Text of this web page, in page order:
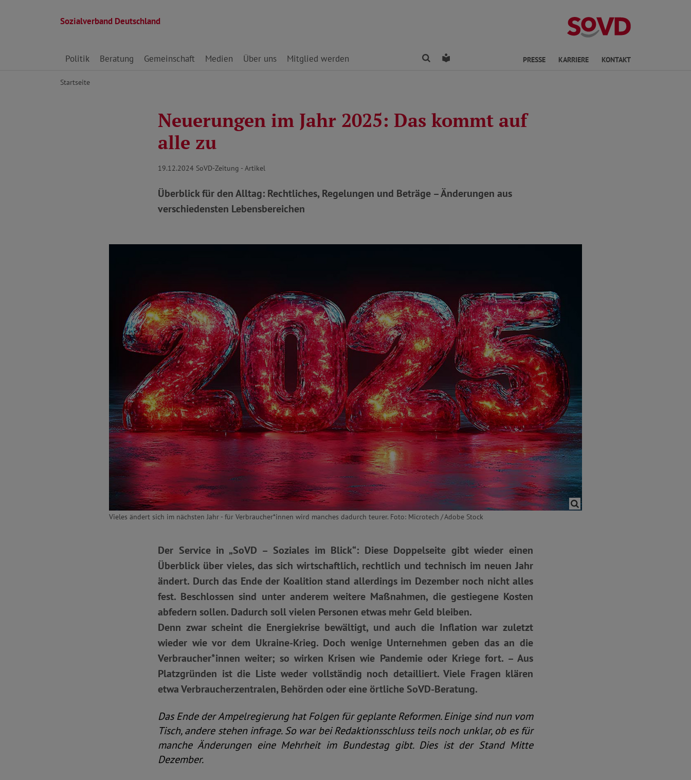
Sozialverband Deutschland
Direkt zu den Inhalten springen
Politik Beratung Gemeinschaft Medien Über uns Mitglied werden FindenLeichte Sprache PRESSE KARRIERE KONTAKT
Startseite
Neuerungen im Jahr 2025: Das kommt auf
alle zu
19.12.2024 SoVD-Zeitung - Artikel
Überblick für den Alltag: Rechtliches, Regelungen und Beträge – Änderungen aus
verschiedensten Lebensbereichen
Vieles ändert sich im nächsten Jahr - für Verbraucher*innen wird manches dadurch teurer. Foto: Microtech / Adobe Stock
Der Service in „SoVD – Soziales im Blick“: Diese Doppelseite gibt wieder einen
Überblick über vieles, das sich wirtschaftlich, rechtlich und technisch im neuen Jahr
ändert. Durch das Ende der Koalition stand allerdings im Dezember noch nicht alles
fest. Beschlossen sind unter anderem weitere Maßnahmen, die gestiegene Kosten
abfedern sollen. Dadurch soll vielen Personen etwas mehr Geld bleiben.
Denn zwar scheint die Energiekrise bewältigt, und auch die Inflation war zuletzt
wieder wie vor dem Ukraine-Krieg. Doch wenige Unternehmen geben das an die
Verbraucher*innen weiter; so wirken Krisen wie Pandemie oder Kriege fort. – Aus
Platzgründen ist die Liste weder vollständig noch detailliert. Viele Fragen klären
etwa Verbraucherzentralen, Behörden oder eine örtliche SoVD-Beratung.
Das Ende der Ampelregierung hat Folgen für geplante Reformen. Einige sind nun vom
Tisch, andere stehen infrage. So war bei Redaktionsschluss teils noch unklar, ob es für
manche Änderungen eine Mehrheit im Bundestag gibt. Dies ist der Stand Mitte
Dezember.